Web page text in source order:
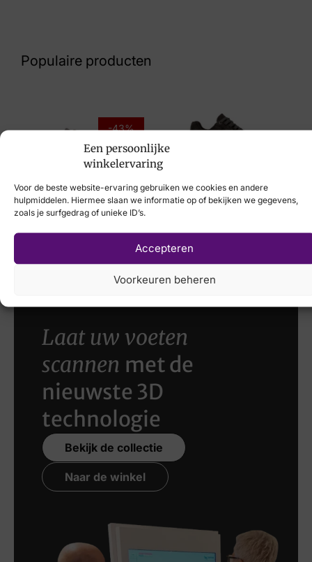
Een persoonlijke
winkelervaring
Voor de beste website-ervaring gebruiken we cookies en andere
hulpmiddelen. Hiermee slaan we informatie op of bekijken we gegevens,
zoals je surfgedrag of unieke ID’s.
Accepteren
Voorkeuren beheren
Merk
CC243280 Slice
Populaire producten
-43%
Xsensible
€259,95
Laat uw voeten
scannen met de
nieuwste 3D
technologie
Bekijk de collectie
Naar de winkel